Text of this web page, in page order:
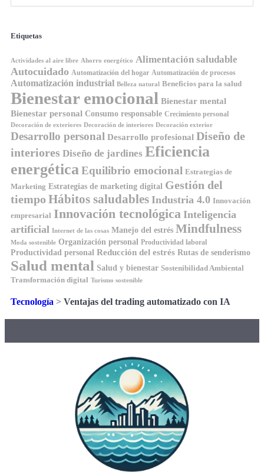
Etiquetas
Actividades al aire libre Ahorro energético Alimentación saludable
Autocuidado Automatización del hogar Automatización de procesos
Automatización industrial Belleza natural Beneficios para la salud
Bienestar emocional Bienestar mental
Bienestar personal Consumo responsable Crecimiento personal
Decoración de exteriores Decoración de interiores Decoración exterior
Desarrollo personal Desarrollo profesional Diseño de
interiores Diseño de jardines Eficiencia
energéticaEquilibrio emocional Estrategias de
Marketing Estrategias de marketing digital Gestión del
tiempo Hábitos saludables Industria 4.0 Innovación
empresarial Innovación tecnológica Inteligencia
artificial Internet de las cosas Manejo del estrés Mindfulness
Moda sostenible Organización personal Productividad laboral
Productividad personal Reducción del estrés Rutas de senderismo
Salud mental Salud y bienestar Sostenibilidad Ambiental
Transformación digital Turismo sostenible
Tecnología > Ventajas del trading automatizado con IA